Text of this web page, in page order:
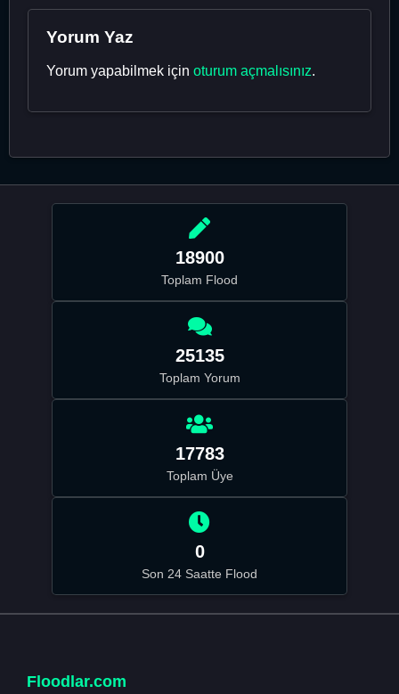
Yorum Yaz
Yorum yapabilmek için oturum açmalısınız.
18900
Toplam Flood
25135
Toplam Yorum
17783
Toplam Üye
0
Son 24 Saatte Flood
Floodlar.com